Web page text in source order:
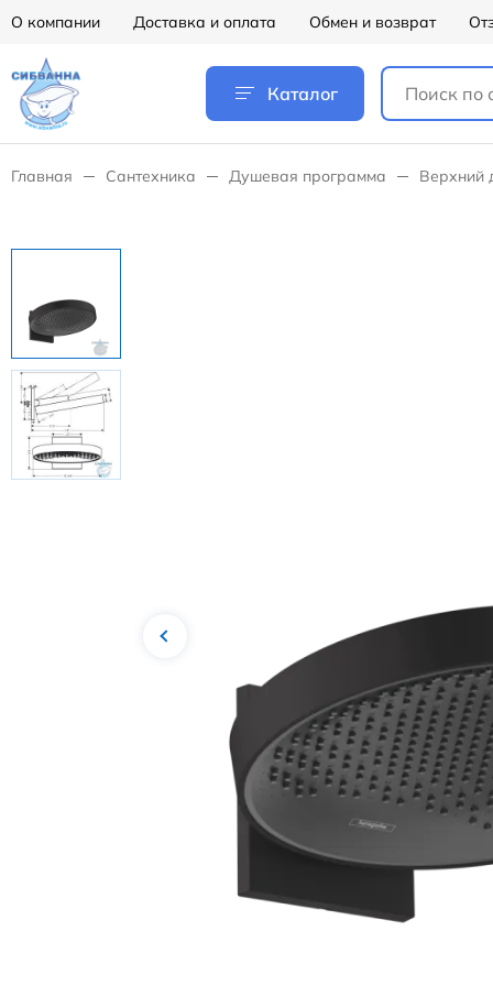
О компании Доставка и оплата Обмен и возврат
Каталог
Главная Сантехника Душевая программа Верхний